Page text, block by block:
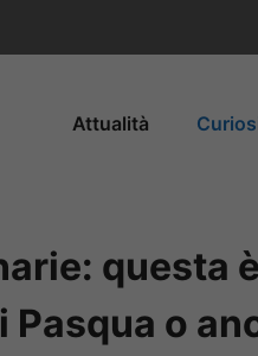
Attualità
questa
o